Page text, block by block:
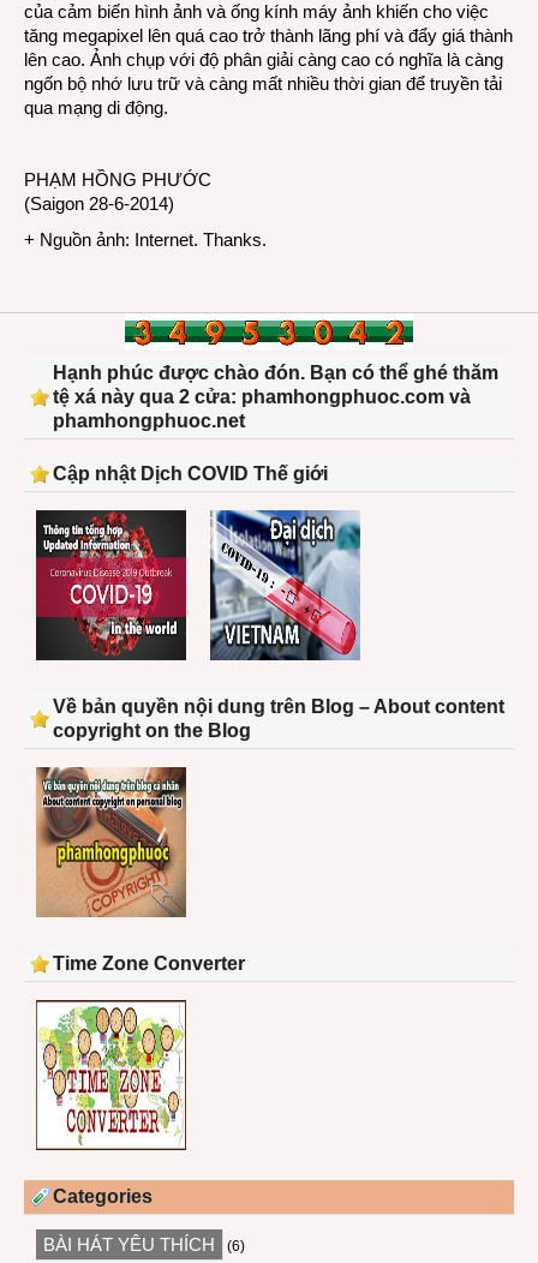
của cảm biến hình ảnh và ống kính máy ảnh khiến cho việc
tăng megapixel lên quá cao trở thành lãng phí và đẩy giá thành
lên cao. Ảnh chụp với độ phân giải càng cao có nghĩa là càng
ngốn bộ nhớ lưu trữ và càng mất nhiều thời gian để truyền tải
qua mạng di động.
PHẠM HỒNG PHƯỚC
(Saigon 28-6-2014)
+ Nguồn ảnh: Internet. Thanks.
Hạnh phúc được chào đón. Bạn có thể ghé thăm
tệ xá này qua 2 cửa: phamhongphuoc.com và
phamhongphuoc.net
Cập nhật Dịch COVID Thế giới
Về bản quyền nội dung trên Blog – About content
copyright on the Blog
Time Zone Converter
Categories
BÀI HÁT YÊU THÍCH (6)